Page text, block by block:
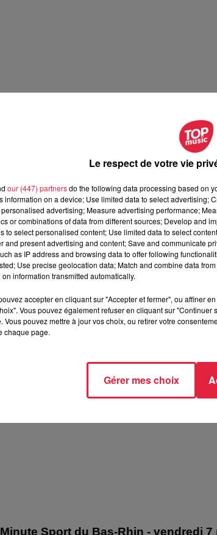
Minute Sport du Haut-Rhin - vendredi
sport en Alsace avec Top Music
Sport du Bas-Rhin - vendredi 7
Le respect de votre vie
our (447) partnersdo the following data processing based on
information on a device; Use limited data to select advertising;
advertising; Measure advertising performance;
or combinations of data from different sources; Develop and
to select personalised content; Use limited data to select
and present advertising and content; Save and communicate
as IP address and browsing data to offer following
Use precise geolocation data; Match and combine data
on information transmitted automatically.
accepter en cliquant sur "Accepter et fermer", ou affiner
Vous pouvez également refuser en cliquant sur
Vous pouvez mettre à jour vos choix, ou retirer votre
chaque page.
Gérer mes choix